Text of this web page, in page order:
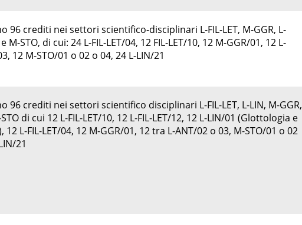
96 crediti nei settori scientifico-disciplinari L-FIL-LET, M-GGR, L-
M-STO, di cui: 24 L-FIL-LET/04, 12 FIL-LET/10, 12 M-GGR/01, 12 L-
12 M-STO/01 o 02 o 04, 24 L-LIN/21
96 crediti nei settori scientifico disciplinari L-FIL-LET, L-LIN, M-GGR,
di cui 12 L-FIL-LET/10, 12 L-FIL-LET/12, 12 L-LIN/01 (Glottologia e
12 L-FIL-LET/04, 12 M-GGR/01, 12 tra L-ANT/02 o 03, M-STO/01 o 02
21